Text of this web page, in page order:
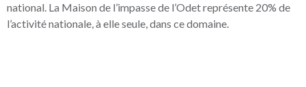
national. La Maison de l’impasse de l’Odet représente 20% de
l’activité nationale, à elle seule, dans ce domaine.